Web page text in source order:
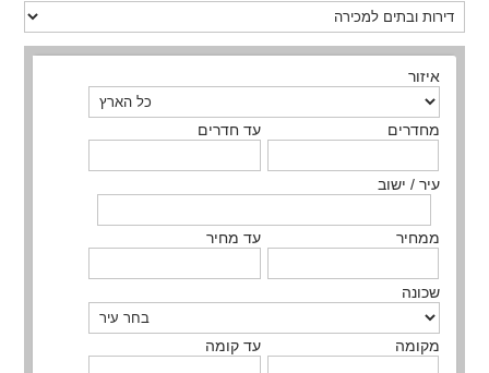
איזור
מחדרים עד חדרים
עיר / ישוב
ממחיר עד מחיר
שכונה
מקומה עד קומה